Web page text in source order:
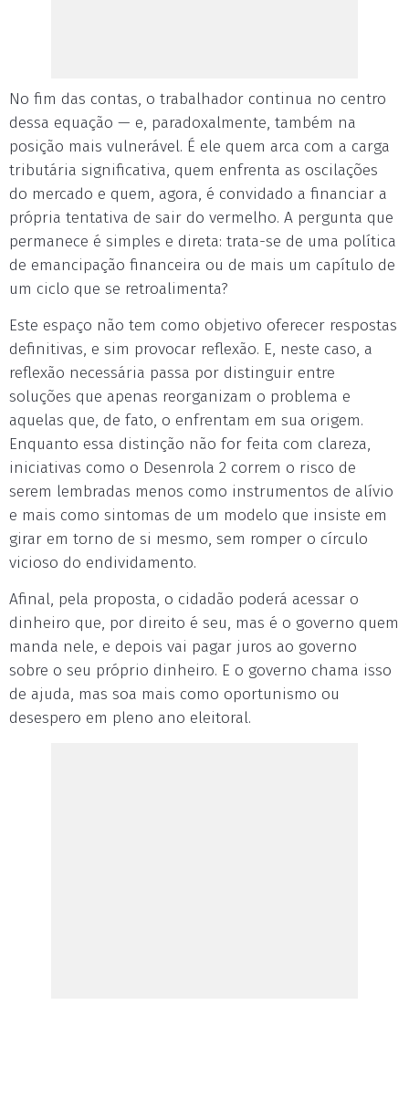
No fim das contas, o trabalhador continua no centro
dessa equação — e, paradoxalmente, também na
posição mais vulnerável. É ele quem arca com a carga
tributária significativa, quem enfrenta as oscilações
do mercado e quem, agora, é convidado a financiar a
própria tentativa de sair do vermelho. A pergunta que
permanece é simples e direta: trata-se de uma política
de emancipação financeira ou de mais um capítulo de
um ciclo que se retroalimenta?
Este espaço não tem como objetivo oferecer respostas
definitivas, e sim provocar reflexão. E, neste caso, a
reflexão necessária passa por distinguir entre
soluções que apenas reorganizam o problema e
aquelas que, de fato, o enfrentam em sua origem.
Enquanto essa distinção não for feita com clareza,
iniciativas como o Desenrola 2 correm o risco de
serem lembradas menos como instrumentos de alívio
e mais como sintomas de um modelo que insiste em
girar em torno de si mesmo, sem romper o círculo
vicioso do endividamento.
Afinal, pela proposta, o cidadão poderá acessar o
dinheiro que, por direito é seu, mas é o governo quem
manda nele, e depois vai pagar juros ao governo
sobre o seu próprio dinheiro. E o governo chama isso
de ajuda, mas soa mais como oportunismo ou
desespero em pleno ano eleitoral.